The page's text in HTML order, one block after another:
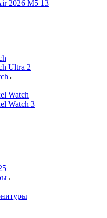
2026 M5 13
Ultra 2
Watch
Watch 3